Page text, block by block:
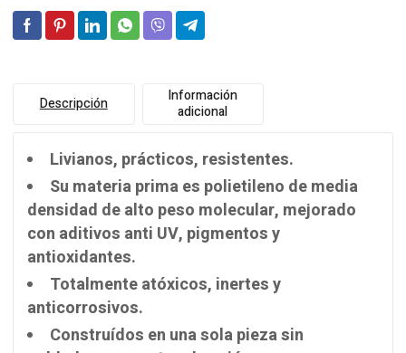
Descripción
Información
adicional
Livianos, prácticos, resistentes.
Su materia prima es polietileno de media
densidad de alto peso molecular, mejorado
con aditivos anti UV, pigmentos y
antioxidantes.
Totalmente atóxicos, inertes y
anticorrosivos.
Construídos en una sola pieza sin